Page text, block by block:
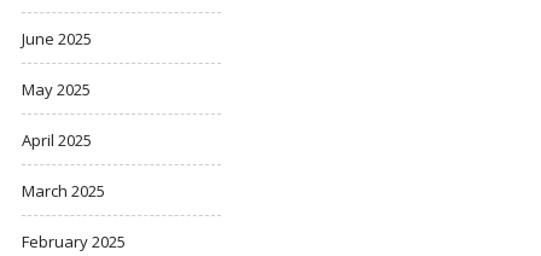
June 2025
May 2025
April 2025
March 2025
February 2025